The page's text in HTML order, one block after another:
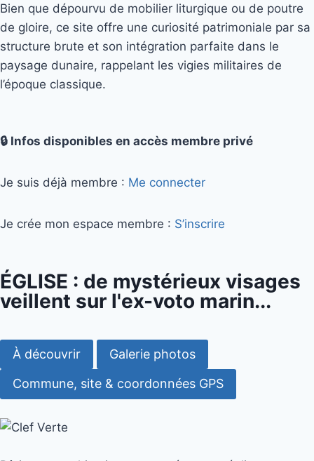
Bien que dépourvu de mobilier liturgique ou de poutre
de gloire, ce site offre une curiosité patrimoniale par sa
structure brute et son intégration parfaite dans le
paysage dunaire, rappelant les vigies militaires de
l’époque classique.
🔒 Infos disponibles en accès membre privé
Je suis déjà membre : Me connecter
Je crée mon espace membre : S’inscrire
ÉGLISE : de mystérieux visages
veillent sur l'ex-voto marin...
À découvrir Galerie photos
Commune, site & coordonnées GPS